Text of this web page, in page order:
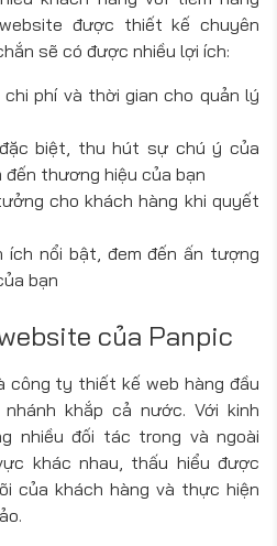
được thiết kế chuyên
sẽ có được nhiều lợi ích:
phí và thời gian cho quản lý
biệt, thu hút sự chú ý của
thương hiệu của bạn
cho khách hàng khi quyết
ích nổi bật, đem đến ấn tượng
bạn
của Panpic
công ty thiết kế web hàng đầu
khắp cả nước. Với kinh
nhiều đối tác trong và ngoài
khác nhau, thấu hiểu được
của khách hàng và thực hiện